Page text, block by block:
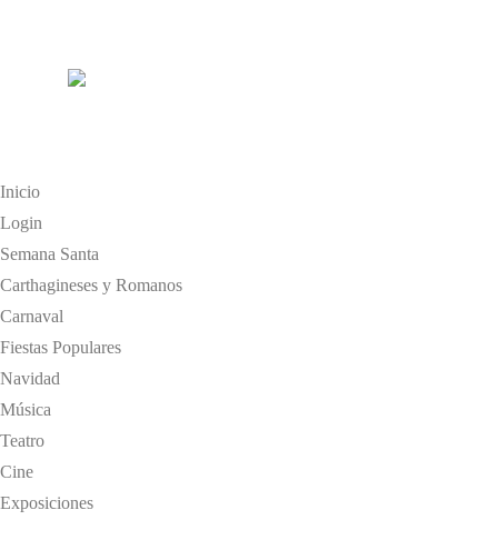
Inicio
Login
Semana Santa
Carthagineses y Romanos
Carnaval
Fiestas Populares
Navidad
Música
Teatro
Cine
Exposiciones